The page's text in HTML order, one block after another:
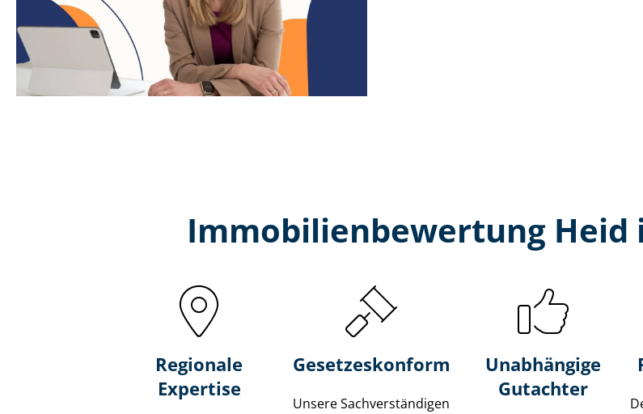
Immobilien­bewertung Heid
Regionale
Expertise
Gesetzes­konform
Unsere Sach­ver­stän­di­gen
Unabhängige
Gutachter